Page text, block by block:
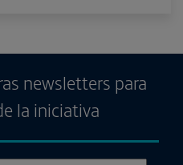
newsletters para
la iniciativa